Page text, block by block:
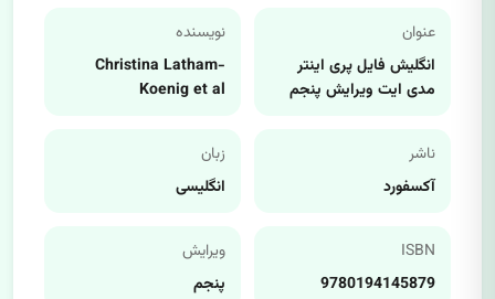
عنوان
انگلیش فایل پری اینتر
مدی ایت ویرایش پنجم
نویسنده
Christina Latham-
Koenig et al
ناشر
آکسفورد
زبان
انگلیسی
ISBN
9780194145879
ویرایش
پنجم